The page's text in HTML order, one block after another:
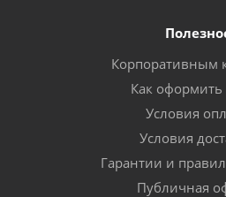
Корпоративным
Как оформить
Условия
Условия
Гарантии и
Публичная